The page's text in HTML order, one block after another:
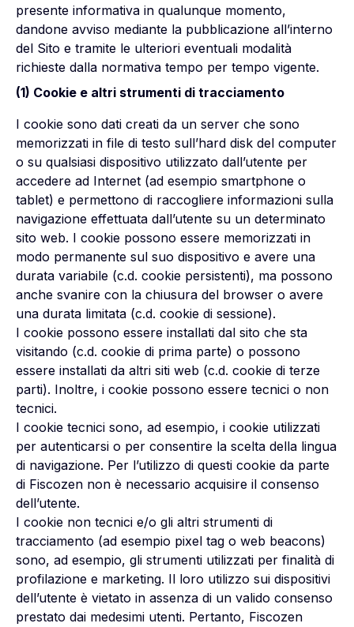
presente informativa in qualunque momento,
dandone avviso mediante la pubblicazione all’interno
del Sito e tramite le ulteriori eventuali modalità
richieste dalla normativa tempo per tempo vigente.
(1) Cookie e altri strumenti di tracciamento
I cookie sono dati creati da un server che sono
memorizzati in file di testo sull’hard disk del computer
o su qualsiasi dispositivo utilizzato dall’utente per
accedere ad Internet (ad esempio smartphone o
tablet) e permettono di raccogliere informazioni sulla
navigazione effettuata dall’utente su un determinato
sito web. I cookie possono essere memorizzati in
modo permanente sul suo dispositivo e avere una
durata variabile (c.d. cookie persistenti), ma possono
anche svanire con la chiusura del browser o avere
una durata limitata (c.d. cookie di sessione).
I cookie possono essere installati dal sito che sta
visitando (c.d. cookie di prima parte) o possono
essere installati da altri siti web (c.d. cookie di terze
parti). Inoltre, i cookie possono essere tecnici o non
tecnici.
I cookie tecnici sono, ad esempio, i cookie utilizzati
per autenticarsi o per consentire la scelta della lingua
di navigazione. Per l’utilizzo di questi cookie da parte
di Fiscozen non è necessario acquisire il consenso
dell’utente.
I cookie non tecnici e/o gli altri strumenti di
tracciamento (ad esempio pixel tag o web beacons)
sono, ad esempio, gli strumenti utilizzati per finalità di
profilazione e marketing. Il loro utilizzo sui dispositivi
dell’utente è vietato in assenza di un valido consenso
prestato dai medesimi utenti. Pertanto, Fiscozen